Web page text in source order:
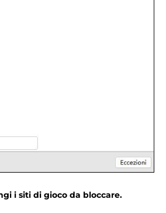
i siti di gioco da bloccare.